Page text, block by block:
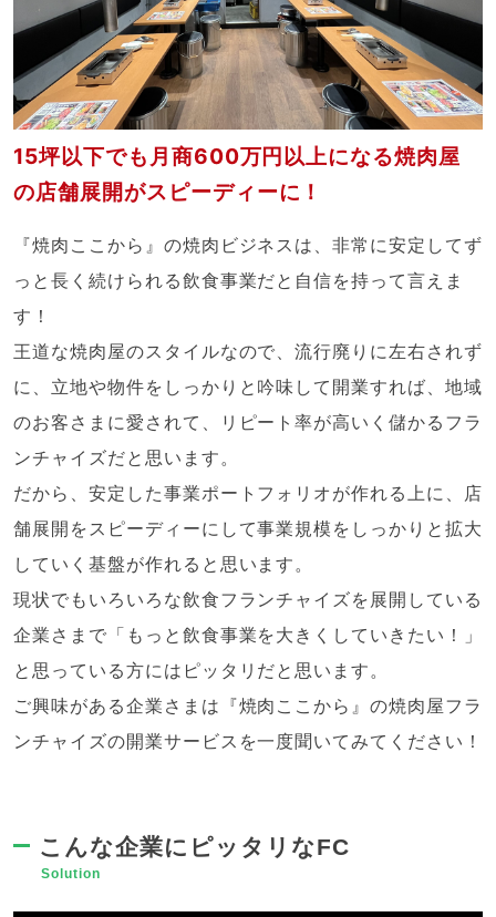
15坪以下でも月商600万円以上になる焼肉屋
の店舗展開がスピーディーに！
『焼肉ここから』の焼肉ビジネスは、非常に安定してず
っと長く続けられる飲食事業だと自信を持って言えま
す！
王道な焼肉屋のスタイルなので、流行廃りに左右されず
に、立地や物件をしっかりと吟味して開業すれば、地域
のお客さまに愛されて、リピート率が高いく儲かるフラ
ンチャイズだと思います。
だから、安定した事業ポートフォリオが作れる上に、店
舗展開をスピーディーにして事業規模をしっかりと拡大
していく基盤が作れると思います。
現状でもいろいろな飲食フランチャイズを展開している
企業さまで「もっと飲食事業を大きくしていきたい！」
と思っている方にはピッタリだと思います。
ご興味がある企業さまは『焼肉ここから』の焼肉屋フラ
ンチャイズの開業サービスを一度聞いてみてください！
こんな企業にピッタリなFC
Solution